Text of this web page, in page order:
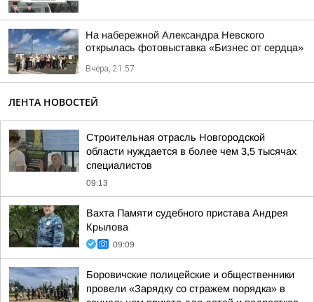
На набережной Александра Невского
открылась фотовыставка «Бизнес от сердца»
Вчера, 21:57
ЛЕНТА НОВОСТЕЙ
Строительная отрасль Новгородской
области нуждается в более чем 3,5 тысячах
специалистов
09:13
Вахта Памяти судебного пристава Андрея
Крылова
09:09
Боровичские полицейские и общественники
провели «Зарядку со стражем порядка» в